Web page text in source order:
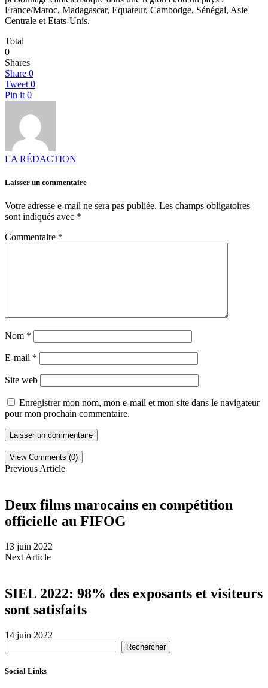
France/Maroc, Madagascar, Equateur, Cambodge, Sénégal, Asie
Centrale et Etats-Unis.
Total
0
Shares
Share 0
Tweet 0
Pin it 0
LA RÉDACTION
Laisser un commentaire
Votre adresse e-mail ne sera pas publiée. Les champs obligatoires
sont indiqués avec *
Commentaire *
Nom *
E-mail *
Site web
Enregistrer mon nom, mon e-mail et mon site dans le navigateur
pour mon prochain commentaire.
View Comments (0)
Previous Article
Deux films marocains en compétition
officielle au FIFOG
13 juin 2022
Next Article
SIEL 2022: 98% des exposants et visiteurs
sont satisfaits
14 juin 2022
Rechercher
Social Links